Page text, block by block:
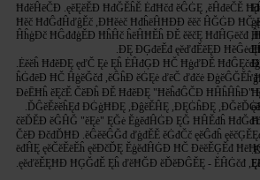
ĦđĕĤēČĐ .ęĕĘĕĚĐ ĦđĞĚĥĚ ĖđĦčđ ĕĜĠĘ ,ĕĤđēČĚ
Ħĕč ĦđĜđĤďĝĚč ,ĐĦĕėč ĦđĥēĤĦĐĐ ěĕč ĤĞĠĐ ĦČ
ĤĥģĐč ĦĜđđģĚĐ ĦĥĤč ĥēĤĦĚĥ ĐĚ ěĕčĘ ĦđĤĢēčđ
.ĐĘ ĐĢđēĚđ ęĕďđĚĕĘĐ
.Ėĕĕĥ ĦđĕĐĘ ęďČ Ęė Ęĥ ĖĤđĢĐ ĦČ ĦģďĐĚ
ĥĠđēĐ ĦČ ĤģĕĞčđ ,ĕĜĥĐ ĕĠĘė ďēČ ďđčė ĐģĕĜĞĚĥ
ĐėĒĦĥ ĕĘčĚ ČĕĐĥ ĐĚ ĦđĕĐĘ "ĦĕĥđĜČĐ ĦĤĥĤĥĐ"
.ĎĜĕĚĕĕĥĘđ ĐĠģĦĐĘ ,ĐĝĕĚĤĘ ,ĐĘĠĥĐĘ
čĕĎĚĐ ĕĜĤĞ "ĕĘė" ĘĞė ĔģĕđĤĠĐ ĘĞ ĦĤĚđĥ
ČĕĐ ĐčđĎĦĐ .ĕĜĕĕĜĞđ ďģđĚĚ ěĠđČč ęĕĜđĥ
ēđĤĘ ęĕČĕĚēĚĥ ęĕĐčĎĘ ĔģĕđĤĠĐ ĦČ ĐēĕĚĢĚđ
.ęĕďĕĚĘĦĐ ĦĢĞđĚ Ęĥ ďĕĦĞĐ ĕĎĕĐĜĚĘ - ĔĤĠčđ